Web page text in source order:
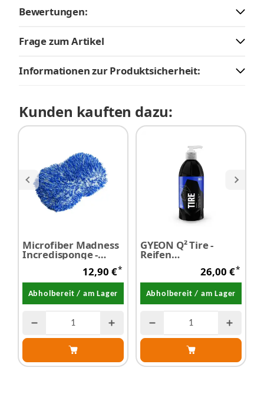
Bewertungen:
Frage zum Artikel
Informationen zur Produktsicherheit:
Kunden kauften dazu:
Microfiber Madness
Incredisponge -
Waschschwamm
12,90 €*
Abholbereit / am Lager
GYEON Q² Tire -
Reifen
Keramikversiegelung
26,00 €*
Abholbereit / am Lager